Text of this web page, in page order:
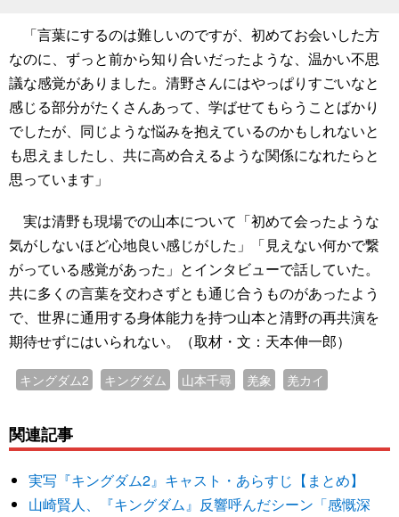
「言葉にするのは難しいのですが、初めてお会いした方
なのに、ずっと前から知り合いだったような、温かい不思
議な感覚がありました。清野さんにはやっぱりすごいなと
感じる部分がたくさんあって、学ばせてもらうことばかり
でしたが、同じような悩みを抱えているのかもしれないと
も思えましたし、共に高め合えるような関係になれたらと
思っています」
実は清野も現場での山本について「初めて会ったような
気がしないほど心地良い感じがした」「見えない何かで繋
がっている感覚があった」とインタビューで話していた。
共に多くの言葉を交わさずとも通じ合うものがあったよう
で、世界に通用する身体能力を持つ山本と清野の再共演を
期待せずにはいられない。（取材・文：天本伸一郎）
キングダム2 キングダム 山本千尋 羌象 羌カイ
関連記事
実写『キングダム2』キャスト・あらすじ【まとめ】
山崎賢人、『キングダム』反響呼んだシーン「感慨深